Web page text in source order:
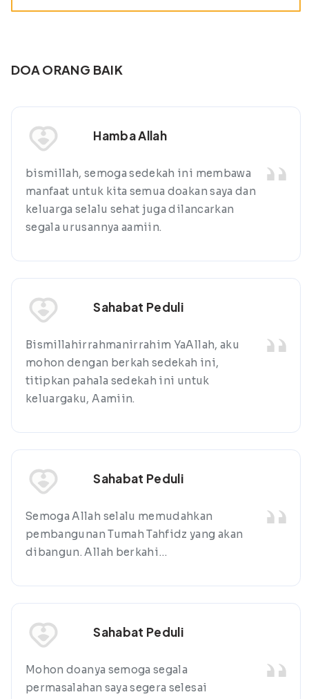
DOA ORANG BAIK
Hamba Allah
bismillah, semoga sedekah ini membawa
manfaat untuk kita semua doakan saya dan
keluarga selalu sehat juga dilancarkan
segala urusannya aamiin.
Sahabat Peduli
Bismillahirrahmanirrahim YaAllah, aku
mohon dengan berkah sedekah ini,
titipkan pahala sedekah ini untuk
keluargaku, Aamiin.
Sahabat Peduli
Semoga Allah selalu memudahkan
pembangunan Tumah Tahfidz yang akan
dibangun. Allah berkahi…
Sahabat Peduli
Mohon doanya semoga segala
permasalahan saya segera selesai